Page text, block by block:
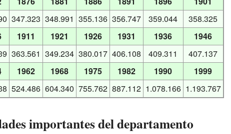
347.323 348.991 355.136 356.747 359.044
358.325
1911 1921 1926 1931 1936
1946
363.561 349.234 380.017 406.108 409.311
407.137
1962 1968 1975 1982 1990
1999
524.486 604.340 755.762 887.112 1.078.166 1.193.767
importantes del departamento